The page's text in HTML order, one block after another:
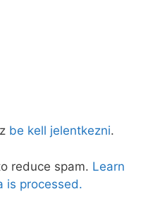
be kell jelentkezni.
reduce spam. Learn
is processed.